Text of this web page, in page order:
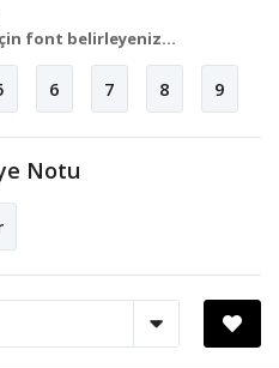
font belirleyeniz...
6 7 8 9
Notu